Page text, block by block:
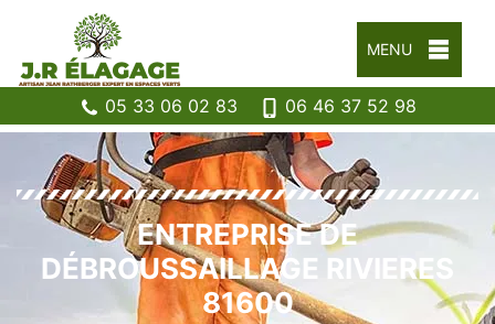
MENU
05 33 06 02 83 06 46 37 52 98
ENTREPRISE DE
DÉBROUSSAILLAGE RIVIERES
81600